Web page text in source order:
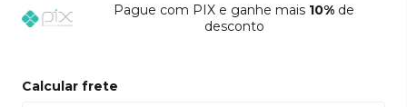
Pague com PIX e ganhe mais 10% de
desconto
Calcular frete